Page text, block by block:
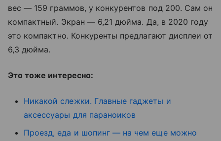
вес — 159 граммов, у конкурентов под 200. Сам он
компактный. Экран — 6,21 дюйма. Да, в 2020 году
это компактно. Конкуренты предлагают дисплеи от
6,3 дюйма.
Это тоже интересно:
Никакой слежки. Главные гаджеты и
аксессуары для параноиков
Проезд, еда и шопинг — на чем еще можно